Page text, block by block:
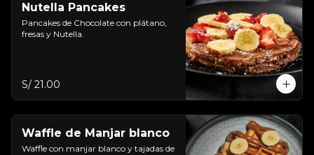
Nutella Pancakes
Pancakes de Chocolate con plátano,
fresas y Nutella.
S/ 21.00
Waffle de Manjar blanco
Waffle con manjar blanco y tajadas de